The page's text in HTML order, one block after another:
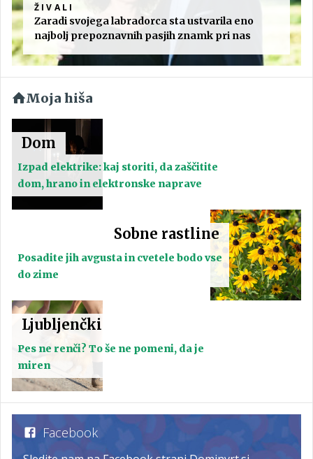
ŽIVALI
Zaradi svojega labradorca sta ustvarila eno
najbolj prepoznavnih pasjih znamk pri nas
Moja hiša
Dom
Izpad elektrike: kaj storiti, da zaščitite
dom, hrano in elektronske naprave
Sobne rastline
Posadite jih avgusta in cvetele bodo vse
do zime
Ljubljenčki
Pes ne renči? To še ne pomeni, da je
miren
Facebook